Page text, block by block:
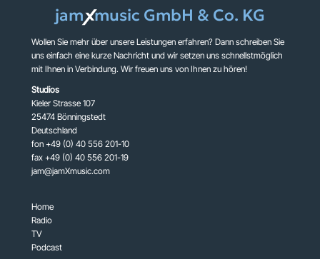
jamXmusic GmbH & Co. KG
Wollen Sie mehr über unsere Leistungen erfahren? Dann schreiben Sie
uns einfach eine kurze Nachricht und wir setzen uns schnellstmöglich
mit Ihnen in Verbindung. Wir freuen uns von Ihnen zu hören!
Studios
Kieler Strasse 107
25474 Bönningstedt
Deutschland
fon +49 (0) 40 556 201-10
fax +49 (0) 40 556 201-19
jam@jamXmusic.com
Home
Radio
TV
Podcast